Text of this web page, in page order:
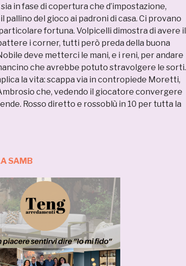
in fase di copertura che d’impostazione,
pallino del gioco ai padroni di casa. Ci provano
fortuna. Volpicelli dimostra di avere il
i corner, tutti però preda della buona
deve metterci le mani, e i reni, per andare
che avrebbe potuto stravolgere le sorti.
la vita: scappa via in contropiede Moretti,
che, vedendo il giocatore convergere
Rosso diretto e rossoblù in 10 per tutta la
SAMB